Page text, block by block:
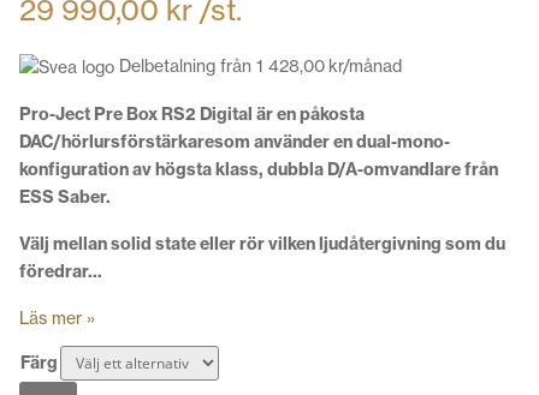
29 990,00 kr /st.
Delbetalning från 1 428,00 kr/månad
Pro-Ject Pre Box RS2 Digital är en påkosta
DAC/hörlursförstärkaresom använder en dual-mono-
konfiguration av högsta klass, dubbla D/A-omvandlare från
ESS Saber.
Välj mellan solid state eller rör vilken ljudåtergivning som du
föredrar…
Läs mer »
Färg